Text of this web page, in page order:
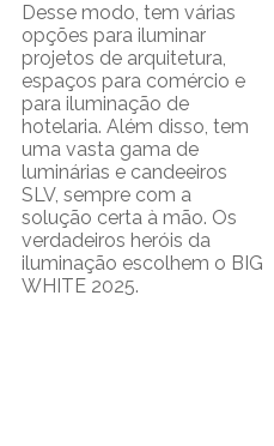
Desse modo, tem várias
opções para iluminar
projetos de arquitetura,
espaços para comércio e
para iluminação de
hotelaria. Além disso, tem
uma vasta gama de
luminárias e candeeiros
SLV, sempre com a
solução certa à mão. Os
verdadeiros heróis da
iluminação escolhem o BIG
WHITE 2025.